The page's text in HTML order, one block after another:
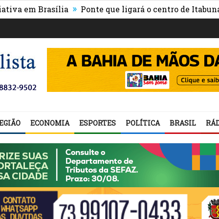
Brasília » Ponte que ligará o centro de Itabuna à
ECONOMIA ESPORTES POLÍTICA BRASIL